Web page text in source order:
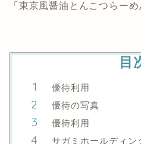
「東京風醤油とんこつらー
目
優待利用
優待の写真
優待利用
サガミホールディン